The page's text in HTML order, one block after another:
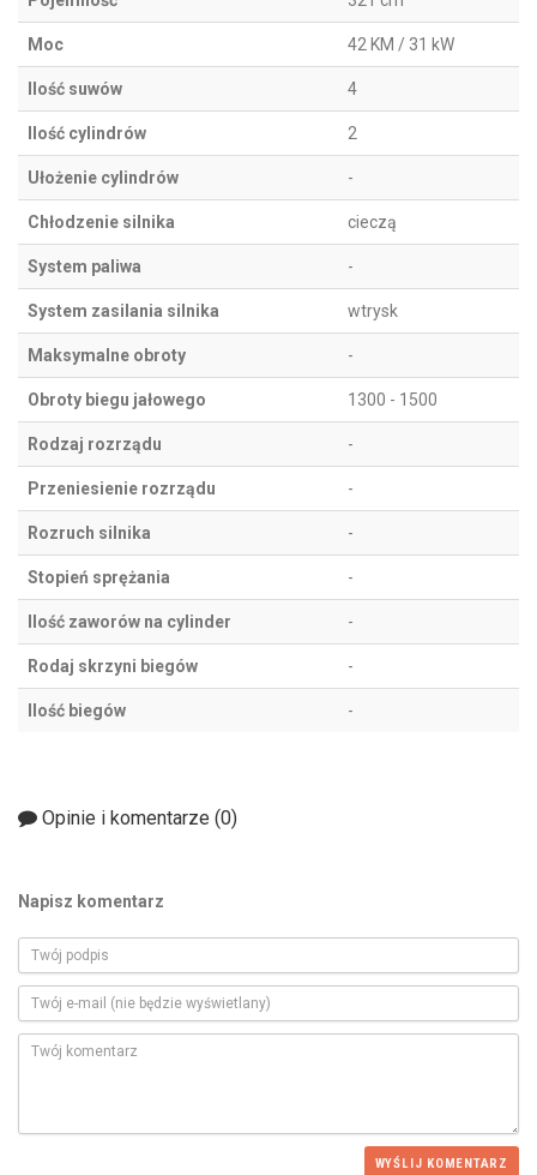
Moc 42 KM / 31 kW
Ilość suwów 4
Ilość cylindrów 2
Ułożenie cylindrów -
Chłodzenie silnika cieczą
System paliwa -
System zasilania silnika wtrysk
Maksymalne obroty -
Obroty biegu jałowego 1300 - 1500
Rodzaj rozrządu -
Przeniesienie rozrządu -
Rozruch silnika -
Stopień sprężania -
Ilość zaworów na cylinder -
Rodaj skrzyni biegów -
Ilość biegów -
Opinie i komentarze (0)
Napisz komentarz
WYŚLIJ KOMENTARZ